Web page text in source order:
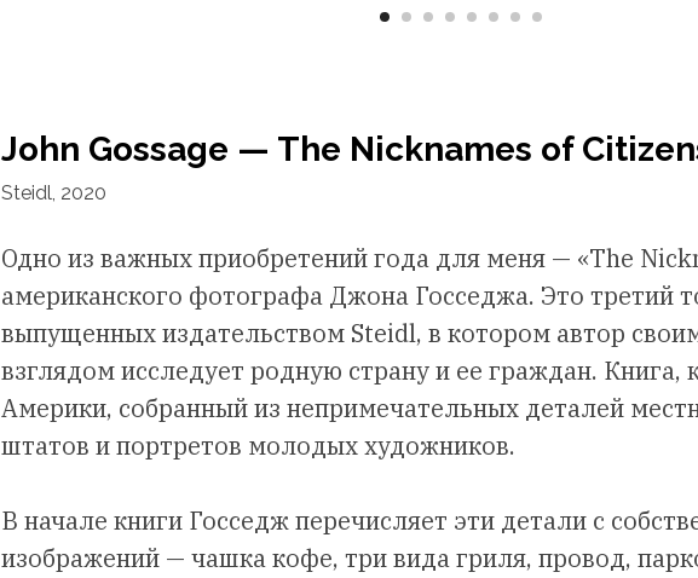
John Gossage — The Nicknames of
Steidl, 2020
Одно из важных приобретений года для меня — «The
американского фотографа Джона Госседжа. Это третий
выпущенных издательством Steidl, в котором автор
взглядом исследует родную страну и ее граждан. Книга,
Америки, собранный из непримечательных деталей
штатов и портретов молодых художников.
В начале книги Госседж перечисляет эти детали с
изображений — чашка кофе, три вида гриля, провод,